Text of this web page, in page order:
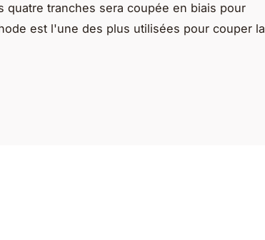
quatre tranches sera coupée en biais pour
est l'une des plus utilisées pour couper la